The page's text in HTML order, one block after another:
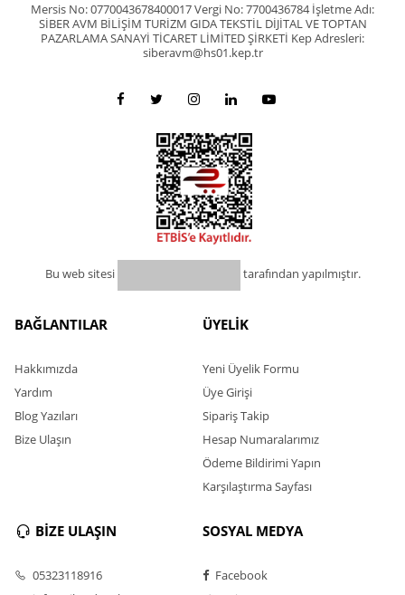
Mersis No: 0770043678400017 Vergi No: 7700436784 İşletme Adı:
SİBER AVM BİLİŞİM TURİZM GIDA TEKSTİL DİJİTAL VE TOPTAN
PAZARLAMA SANAYİ TİCARET LİMİTED ŞİRKETİ Kep Adresleri:
siberavm@hs01.kep.tr
Bu web sitesi tarafından yapılmıştır.
BAĞLANTILAR
Hakkımızda
Yardım
Blog Yazıları
Bize Ulaşın
ÜYELİK
Yeni Üyelik Formu
Üye Girişi
Sipariş Takip
Hesap Numaralarımız
Ödeme Bildirimi Yapın
Karşılaştırma Sayfası
BİZE ULAŞIN
05323118916
SOSYAL MEDYA
Facebook